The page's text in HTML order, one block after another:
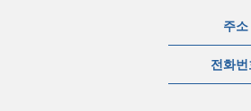
주소
전화번